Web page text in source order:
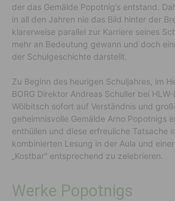
der das Gemälde Popotnig’s entstand.
in all den Jahren nie das Bild hinter der
klarerweise parallel zur Karriere seines
mehr an Bedeutung gewann und doch
der Schulgeschichte darstellt.
Zu Beginn des heurigen Schuljahres, im
BORG Direktor Andreas Schuller bei
Wölbitsch sofort auf Verständnis und
geheimnisvolle Gemälde Arno Popotnigs
enthüllen und diese erfreuliche Tatsache
kombinierten Lesung in der Aula und
„Kostbar“ entsprechend zu zelebrieren.
Werke Popotnigs